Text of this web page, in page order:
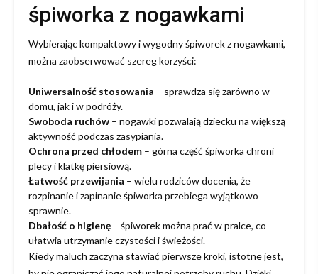
śpiworka z nogawkami
Wybierając kompaktowy i wygodny śpiworek z nogawkami,
można zaobserwować szereg korzyści:
Uniwersalność stosowania – sprawdza się zarówno w
domu, jak i w podróży.
Swoboda ruchów – nogawki pozwalają dziecku na większą
aktywność podczas zasypiania.
Ochrona przed chłodem – górna część śpiworka chroni
plecy i klatkę piersiową.
Łatwość przewijania – wielu rodziców docenia, że
rozpinanie i zapinanie śpiworka przebiega wyjątkowo
sprawnie.
Dbałość o higienę – śpiworek można prać w pralce, co
ułatwia utrzymanie czystości i świeżości.
Kiedy maluch zaczyna stawiać pierwsze kroki, istotne jest,